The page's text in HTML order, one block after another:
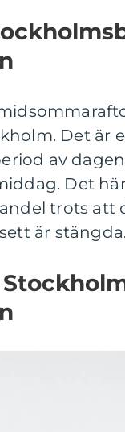
Det är
av
Det
trots att
är stängda.